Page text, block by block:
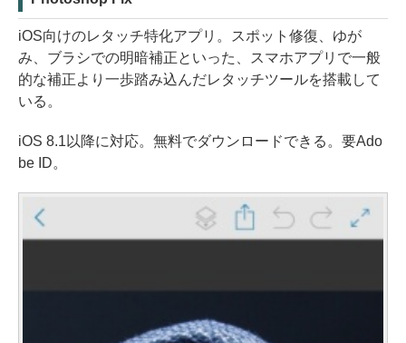
iOS向けのレタッチ特化アプリ。スポット修復、ゆが
み、ブラシでの明暗補正といった、スマホアプリで一般
的な補正より一歩踏み込んだレタッチツールを搭載して
いる。
iOS 8.1以降に対応。無料でダウンロードできる。要Ado
be ID。